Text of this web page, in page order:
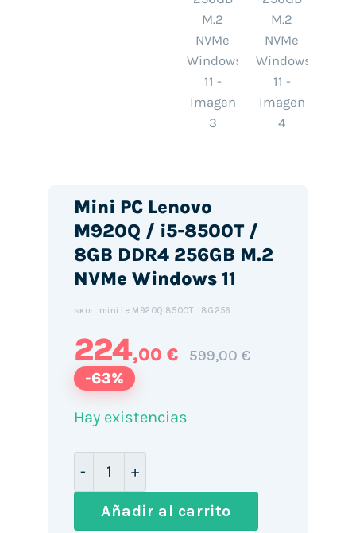
Mini PC Lenovo
M920Q / i5-8500T /
8GB DDR4 256GB M.2
NVMe Windows 11
SKU: mini.Le.M920Q.8500T_8G256
224,00 € 599,00 €
-63%
Hay existencias
Mini PC Lenovo M920Q / i5-8500T /
Añadir al carrito